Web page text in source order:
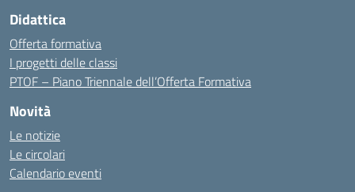
Didattica
Offerta formativa
I progetti delle classi
PTOF – Piano Triennale dell’Offerta Formativa
Novità
Le notizie
Le circolari
Calendario eventi